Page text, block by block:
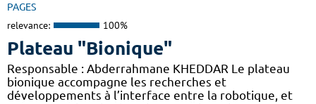
PAGES
relevance: 100%
Plateau "Bionique"
Responsable : Abderrahmane KHEDDAR Le plateau
bionique accompagne les recherches et
développements à l’interface entre la robotique, et